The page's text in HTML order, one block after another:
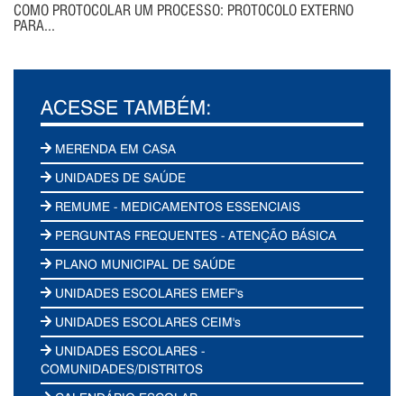
COMO PROTOCOLAR UM PROCESSO: PROTOCOLO EXTERNO
PARA...
ACESSE TAMBÉM:
MERENDA EM CASA
UNIDADES DE SAÚDE
REMUME - MEDICAMENTOS ESSENCIAIS
PERGUNTAS FREQUENTES - ATENÇÃO BÁSICA
PLANO MUNICIPAL DE SAÚDE
UNIDADES ESCOLARES EMEF's
UNIDADES ESCOLARES CEIM's
UNIDADES ESCOLARES -
COMUNIDADES/DISTRITOS